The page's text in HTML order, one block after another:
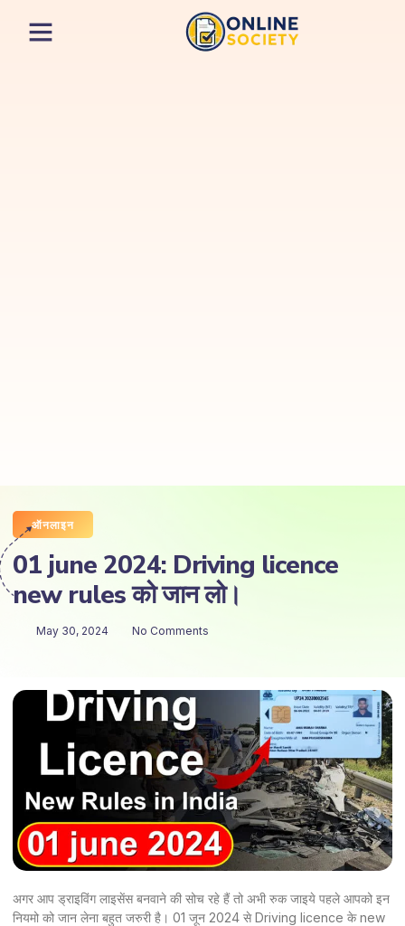
ऑनलाइन
01 june 2024: Driving licence
new rules को जान लो।
May 30, 2024 No Comments
अगर आप ड्राइविंग लाइसेंस बनवाने की सोच रहे हैं तो अभी रुक जाइये पहले आपको इन
नियमो को जान लेना बहुत जरुरी है। 01 जून 2024 से Driving licence के new